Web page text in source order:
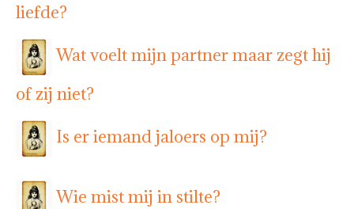
liefde?
Wat voelt mijn partner maar zegt hij
of zij niet?
Is er iemand jaloers op mij?
Wie mist mij in stilte?